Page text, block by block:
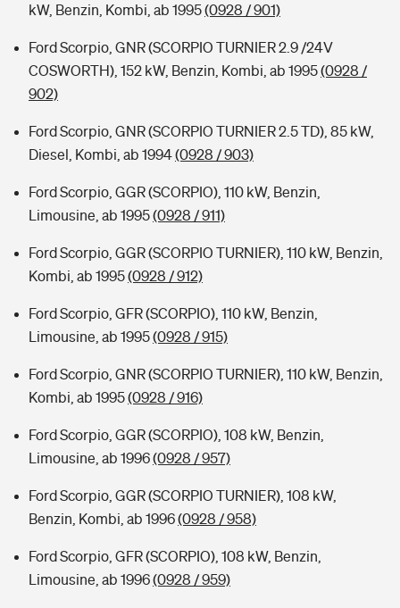
kW, Benzin, Kombi, ab 1995(0928 / 901)
Ford Scorpio, GNR (SCORPIO TURNIER 2.9 /24V
COSWORTH), 152 kW, Benzin, Kombi, ab 1995(0928 /
902)
Ford Scorpio, GNR (SCORPIO TURNIER 2.5 TD), 85 kW,
Diesel, Kombi, ab 1994(0928 / 903)
Ford Scorpio, GGR (SCORPIO), 110 kW, Benzin,
Limousine, ab 1995(0928 / 911)
Ford Scorpio, GGR (SCORPIO TURNIER), 110 kW, Benzin,
Kombi, ab 1995(0928 / 912)
Ford Scorpio, GFR (SCORPIO), 110 kW, Benzin,
Limousine, ab 1995(0928 / 915)
Ford Scorpio, GNR (SCORPIO TURNIER), 110 kW, Benzin,
Kombi, ab 1995(0928 / 916)
Ford Scorpio, GGR (SCORPIO), 108 kW, Benzin,
Limousine, ab 1996(0928 / 957)
Ford Scorpio, GGR (SCORPIO TURNIER), 108 kW,
Benzin, Kombi, ab 1996(0928 / 958)
Ford Scorpio, GFR (SCORPIO), 108 kW, Benzin,
Limousine, ab 1996(0928 / 959)